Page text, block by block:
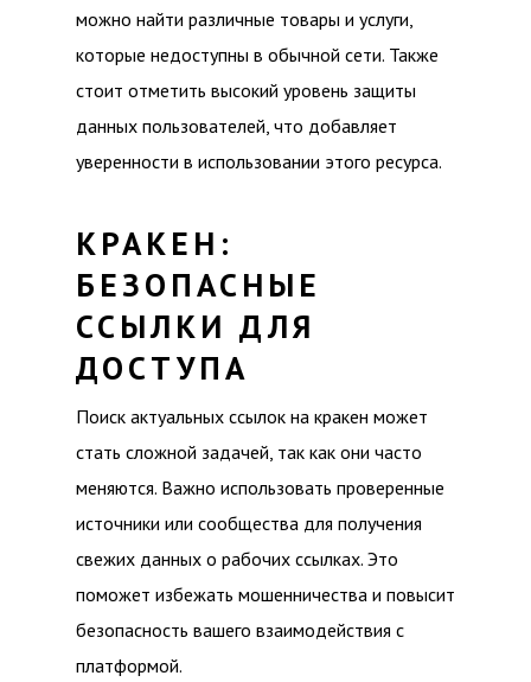
можно найти различные товары и услуги,
которые недоступны в обычной сети. Также
стоит отметить высокий уровень защиты
данных пользователей, что добавляет
уверенности в использовании этого ресурса.
КРАКЕН:
БЕЗОПАСНЫЕ
ССЫЛКИ ДЛЯ
ДОСТУПА
Поиск актуальных ссылок на кракен может
стать сложной задачей, так как они часто
меняются. Важно использовать проверенные
источники или сообщества для получения
свежих данных о рабочих ссылках. Это
поможет избежать мошенничества и повысит
безопасность вашего взаимодействия с
платформой.